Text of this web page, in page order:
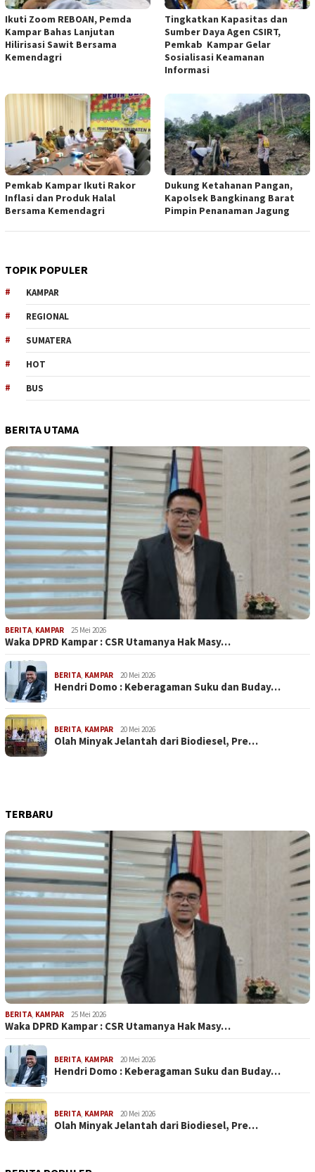
Ikuti Zoom REBOAN, Pemda
Kampar Bahas Lanjutan
Hilirisasi Sawit Bersama
Kemendagri
Tingkatkan Kapasitas dan
Sumber Daya Agen CSIRT,
Pemkab Kampar Gelar
Sosialisasi Keamanan
Informasi
Pemkab Kampar Ikuti Rakor
Inflasi dan Produk Halal
Bersama Kemendagri
Dukung Ketahanan Pangan,
Kapolsek Bangkinang Barat
Pimpin Penanaman Jagung
TOPIK POPULER
KAMPAR
REGIONAL
SUMATERA
HOT
BUS
BERITA UTAMA
BERITA, KAMPAR 25 Mei 2026
Waka DPRD Kampar : CSR Utamanya Hak Masy…
BERITA, KAMPAR 20 Mei 2026
Hendri Domo : Keberagaman Suku dan Buday…
BERITA, KAMPAR 20 Mei 2026
Olah Minyak Jelantah dari Biodiesel, Pre…
TERBARU
BERITA, KAMPAR 25 Mei 2026
Waka DPRD Kampar : CSR Utamanya Hak Masy…
BERITA, KAMPAR 20 Mei 2026
Hendri Domo : Keberagaman Suku dan Buday…
BERITA, KAMPAR 20 Mei 2026
Olah Minyak Jelantah dari Biodiesel, Pre…